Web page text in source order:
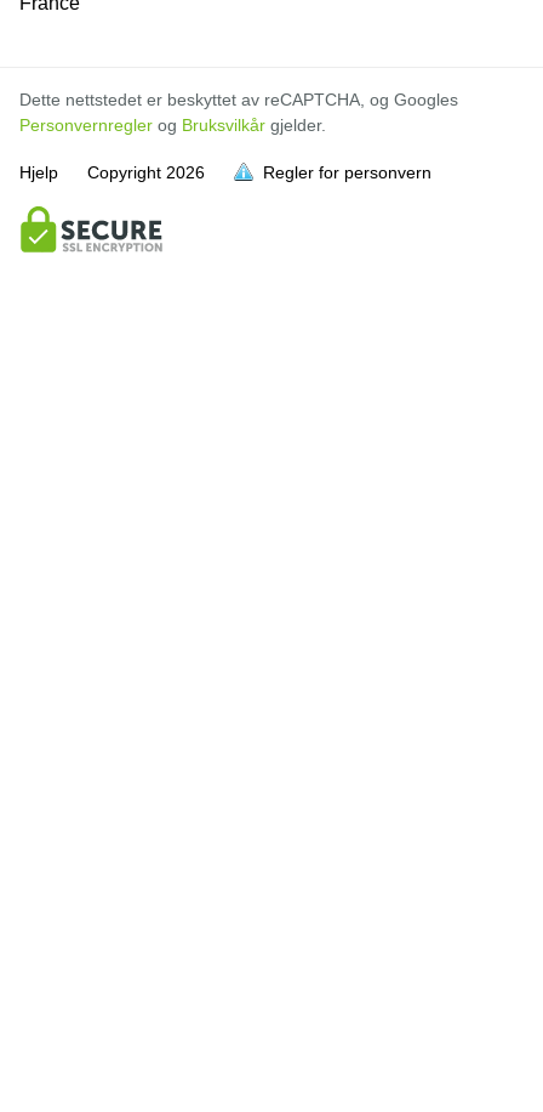
Dette nettstedet er beskyttet av reCAPTCHA, og Googles
Personvernregler og Bruksvilkår gjelder.
Hjelp Copyright 2026 Regler for personvern